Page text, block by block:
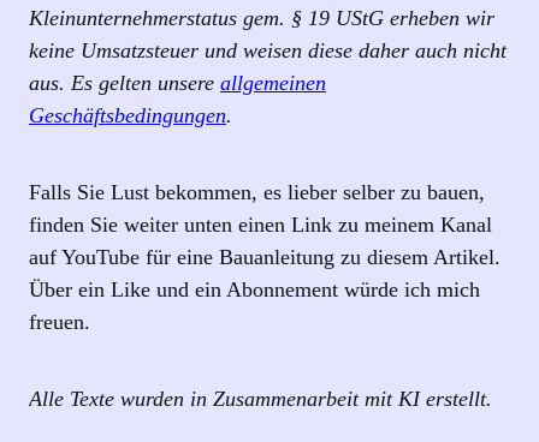
Kleinunternehmerstatus gem. § 19 UStG erheben wir
keine Umsatzsteuer und weisen diese daher auch nicht
aus. Es gelten unsere allgemeinen
Geschäftsbedingungen.
Falls Sie Lust bekommen, es lieber selber zu bauen,
finden Sie weiter unten einen Link zu meinem Kanal
auf YouTube für eine Bauanleitung zu diesem Artikel.
Über ein Like und ein Abonnement würde ich mich
freuen.
Alle Texte wurden in Zusammenarbeit mit KI erstellt.